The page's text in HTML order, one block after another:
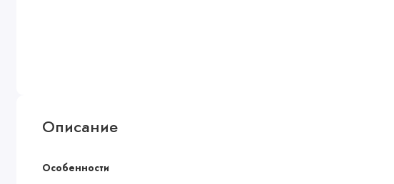
Описание
Особенности